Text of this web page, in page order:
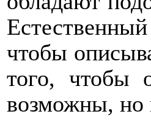
чтобы
того, чтобы
возможны, но